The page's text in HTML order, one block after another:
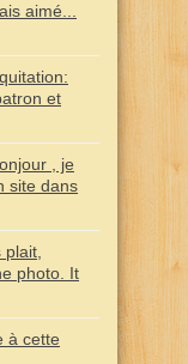
aimé...
et
, je
site dans
photo. It
à cette